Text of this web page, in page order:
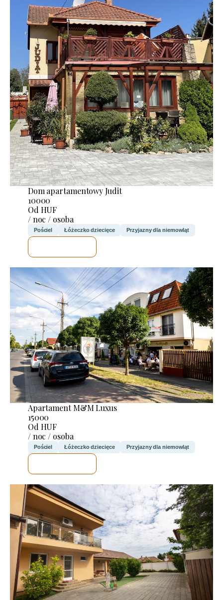
Dom apartamentowy Judit
10000
Od HUF
/ noc / osoba
Pościel Łóżeczko dziecięce Przyjazny dla niemowląt
Apartament M&M Luxus
15000
Od HUF
/ noc / osoba
Pościel Łóżeczko dziecięce Przyjazny dla niemowląt